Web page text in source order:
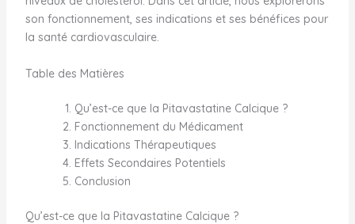
son fonctionnement, ses indications et ses bénéfices pour
la santé cardiovasculaire.
Table des Matières
Qu’est-ce que la Pitavastatine Calcique ?
Fonctionnement du Médicament
Indications Thérapeutiques
Effets Secondaires Potentiels
Conclusion
Qu’est-ce que la Pitavastatine Calcique ?